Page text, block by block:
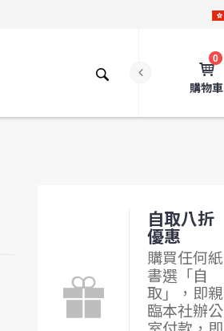
0
購物車
自取八折
優惠
購買任何紙
書選「自
取」，即親
臨本社辦公